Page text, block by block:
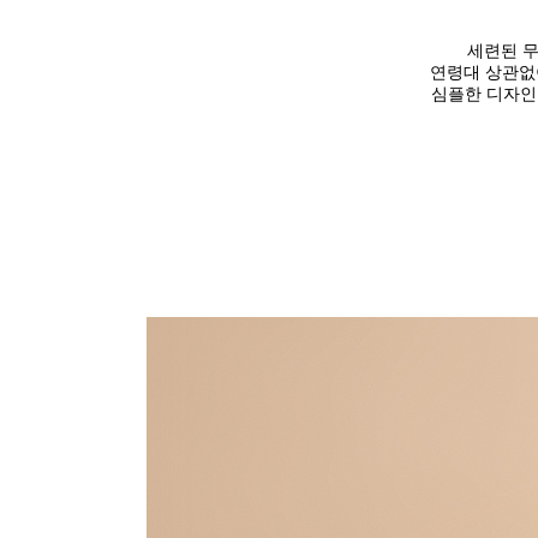
세련된
연령대 상관
심플한 디자